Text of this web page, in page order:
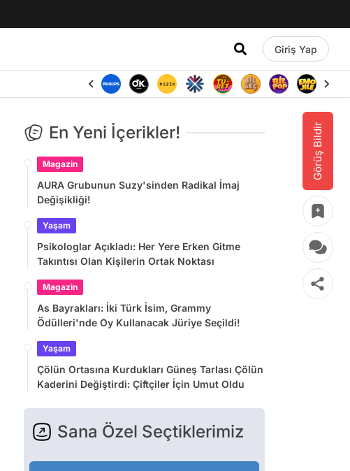
Giriş Yap
Görüş Bildir
En Yeni İçerikler!
Magazin
AURA Grubunun Suzy'sinden Radikal İmaj
Değişikliği!
Yaşam
Psikologlar Açıkladı: Her Yere Erken Gitme
Takıntısı Olan Kişilerin Ortak Noktası
Magazin
As Bayrakları: İki Türk İsim, Grammy
Ödülleri'nde Oy Kullanacak Jüriye Seçildi!
Yaşam
Çölün Ortasına Kurdukları Güneş Tarlası Çölün
Kaderini Değiştirdi: Çiftçiler İçin Umut Oldu
Sana Özel Seçtiklerimiz